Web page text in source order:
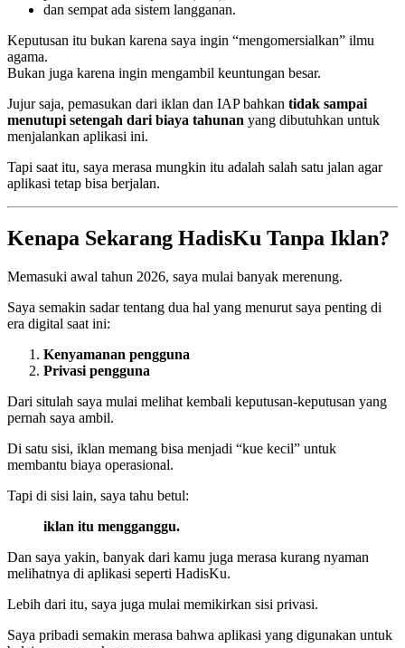
dan sempat ada sistem langganan.
Keputusan itu bukan karena saya ingin “mengomersialkan” ilmu
agama.
Bukan juga karena ingin mengambil keuntungan besar.
Jujur saja, pemasukan dari iklan dan IAP bahkan tidak sampai
menutupi setengah dari biaya tahunan yang dibutuhkan untuk
menjalankan aplikasi ini.
Tapi saat itu, saya merasa mungkin itu adalah salah satu jalan agar
aplikasi tetap bisa berjalan.
Kenapa Sekarang HadisKu Tanpa Iklan?
Memasuki awal tahun 2026, saya mulai banyak merenung.
Saya semakin sadar tentang dua hal yang menurut saya penting di
era digital saat ini:
Kenyamanan pengguna
Privasi pengguna
Dari situlah saya mulai melihat kembali keputusan-keputusan yang
pernah saya ambil.
Di satu sisi, iklan memang bisa menjadi “kue kecil” untuk
membantu biaya operasional.
Tapi di sisi lain, saya tahu betul:
iklan itu mengganggu.
Dan saya yakin, banyak dari kamu juga merasa kurang nyaman
melihatnya di aplikasi seperti HadisKu.
Lebih dari itu, saya juga mulai memikirkan sisi privasi.
Saya pribadi semakin merasa bahwa aplikasi yang digunakan untuk